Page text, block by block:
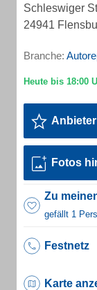
Schleswiger
24941
Branche:
Fotos
Zu
gefällt 1
Festnetz
Karte